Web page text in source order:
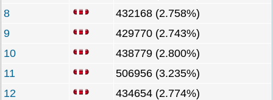
8
432168 (2.758%)
9
429770 (2.743%)
10
438779 (2.800%)
11
506956 (3.235%)
12
434654 (2.774%)